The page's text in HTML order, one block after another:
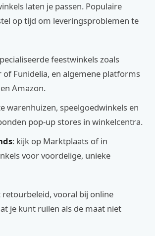
laten je passen. Populaire
op tijd om leveringsproblemen te
feestwinkels zoals
of Funidelia, en algemene platforms
Amazon.
warenhuizen, speelgoedwinkels en
pop-up stores in winkelcentra.
: kijk op Marktplaats of in
voor voordelige, unieke
vooral bij online
je kunt ruilen als de maat niet